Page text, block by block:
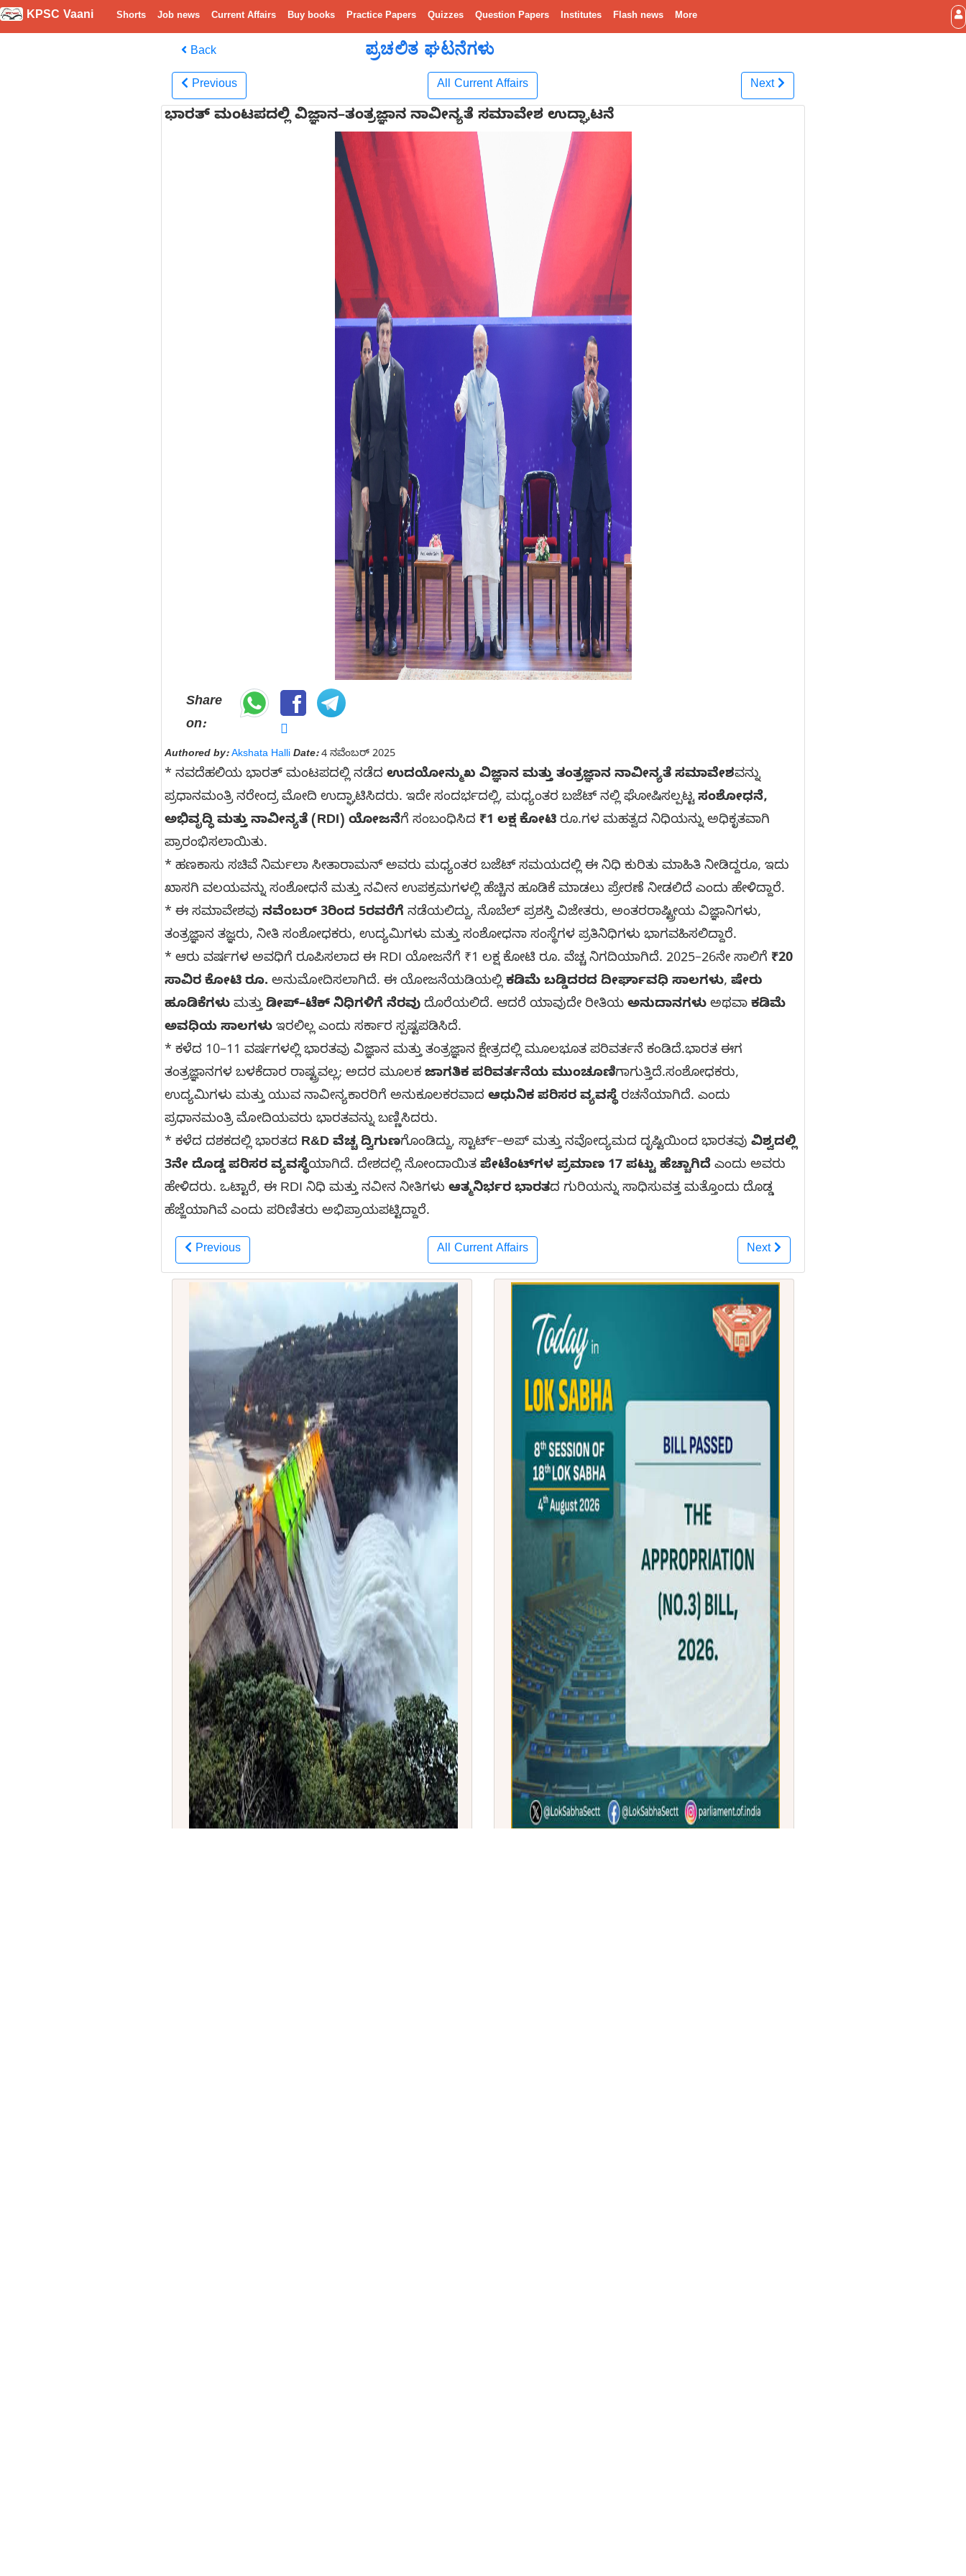
KPSC Vaani Shorts Job news Current Affairs Buy books Practice Papers Quizzes Question Papers Institutes Flash news More
Back ಪ್ರಚಲಿತ ಘಟನೆಗಳು
Previous All Current Affairs Next
ಭಾರತ್ ಮಂಟಪದಲ್ಲಿ ವಿಜ್ಞಾನ–ತಂತ್ರಜ್ಞಾನ ನಾವೀನ್ಯತೆ ಸಮಾವೇಶ ಉದ್ಘಾಟನೆ
Share
on:
Authored by: Akshata Halli Date:4 ನವೆಂಬರ್ 2025
* ನವದೆಹಲಿಯ ಭಾರತ್ ಮಂಟಪದಲ್ಲಿ ನಡೆದ ಉದಯೋನ್ಮುಖ ವಿಜ್ಞಾನ ಮತ್ತು ತಂತ್ರಜ್ಞಾನ ನಾವೀನ್ಯತೆ ಸಮಾವೇಶವನ್ನು
ಪ್ರಧಾನಮಂತ್ರಿ ನರೇಂದ್ರ ಮೋದಿ ಉದ್ಘಾಟಿಸಿದರು. ಇದೇ ಸಂದರ್ಭದಲ್ಲಿ, ಮಧ್ಯಂತರ ಬಜೆಟ್ ನಲ್ಲಿ ಘೋಷಿಸಲ್ಪಟ್ಟಸಂಶೋಧನೆ,
ಅಭಿವೃದ್ಧಿ ಮತ್ತು ನಾವೀನ್ಯತೆ (RDI) ಯೋಜನೆಗೆ ಸಂಬಂಧಿಸಿದ ₹1 ಲಕ್ಷ ಕೋಟಿ ರೂ.ಗಳ ಮಹತ್ವದ ನಿಧಿಯನ್ನು ಅಧಿಕೃತವಾಗಿ
ಪ್ರಾರಂಭಿಸಲಾಯಿತು.
* ಹಣಕಾಸು ಸಚಿವೆ ನಿರ್ಮಲಾ ಸೀತಾರಾಮನ್ ಅವರು ಮಧ್ಯಂತರ ಬಜೆಟ್ ಸಮಯದಲ್ಲಿ ಈ ನಿಧಿ ಕುರಿತು ಮಾಹಿತಿ ನೀಡಿದ್ದರೂ, ಇದು
ಖಾಸಗಿ ವಲಯವನ್ನು ಸಂಶೋಧನೆ ಮತ್ತು ನವೀನ ಉಪಕ್ರಮಗಳಲ್ಲಿ ಹೆಚ್ಚಿನ ಹೂಡಿಕೆ ಮಾಡಲು ಪ್ರೇರಣೆ ನೀಡಲಿದೆ ಎಂದು ಹೇಳಿದ್ದಾರೆ.
* ಈ ಸಮಾವೇಶವು ನವೆಂಬರ್ 3ರಿಂದ 5ರವರೆಗೆ ನಡೆಯಲಿದ್ದು, ನೊಬೆಲ್ ಪ್ರಶಸ್ತಿ ವಿಜೇತರು, ಅಂತರರಾಷ್ಟ್ರೀಯ ವಿಜ್ಞಾನಿಗಳು,
ತಂತ್ರಜ್ಞಾನ ತಜ್ಞರು, ನೀತಿ ಸಂಶೋಧಕರು, ಉದ್ಯಮಿಗಳು ಮತ್ತು ಸಂಶೋಧನಾ ಸಂಸ್ಥೆಗಳ ಪ್ರತಿನಿಧಿಗಳು ಭಾಗವಹಿಸಲಿದ್ದಾರೆ.
* ಆರು ವರ್ಷಗಳ ಅವಧಿಗೆ ರೂಪಿಸಲಾದ ಈ RDI ಯೋಜನೆಗೆ ₹1 ಲಕ್ಷ ಕೋಟಿ ರೂ. ವೆಚ್ಚ ನಿಗದಿಯಾಗಿದೆ. 2025–26ನೇ ಸಾಲಿಗೆ ₹20
ಸಾವಿರ ಕೋಟಿ ರೂ. ಅನುಮೋದಿಸಲಾಗಿದೆ. ಈ ಯೋಜನೆಯಡಿಯಲ್ಲಿಕಡಿಮೆ ಬಡ್ಡಿದರದ ದೀರ್ಘಾವಧಿ ಸಾಲಗಳು, ಷೇರು
ಹೂಡಿಕೆಗಳು ಮತ್ತುಡೀಪ್–ಟೆಕ್ ನಿಧಿಗಳಿಗೆ ನೆರವು ದೊರೆಯಲಿದೆ. ಆದರೆ ಯಾವುದೇ ರೀತಿಯ ಅನುದಾನಗಳು ಅಥವಾ ಕಡಿಮೆ
ಅವಧಿಯ ಸಾಲಗಳು ಇರಲಿಲ್ಲ ಎಂದು ಸರ್ಕಾರ ಸ್ಪಷ್ಟಪಡಿಸಿದೆ.
* ಕಳೆದ 10–11 ವರ್ಷಗಳಲ್ಲಿ ಭಾರತವು ವಿಜ್ಞಾನ ಮತ್ತು ತಂತ್ರಜ್ಞಾನ ಕ್ಷೇತ್ರದಲ್ಲಿ ಮೂಲಭೂತ ಪರಿವರ್ತನೆ ಕಂಡಿದೆ.ಭಾರತ ಈಗ
ತಂತ್ರಜ್ಞಾನಗಳ ಬಳಕೆದಾರ ರಾಷ್ಟ್ರವಲ್ಲ; ಅದರ ಮೂಲಕ ಜಾಗತಿಕ ಪರಿವರ್ತನೆಯ ಮುಂಚೂಣಿಗಾಗುತ್ತಿದೆ.ಸಂಶೋಧಕರು,
ಉದ್ಯಮಿಗಳು ಮತ್ತು ಯುವ ನಾವೀನ್ಯಕಾರರಿಗೆ ಅನುಕೂಲಕರವಾದ ಆಧುನಿಕ ಪರಿಸರ ವ್ಯವಸ್ಥೆರಚನೆಯಾಗಿದೆ. ಎಂದು
ಪ್ರಧಾನಮಂತ್ರಿ ಮೋದಿಯವರು ಭಾರತವನ್ನು ಬಣ್ಣಿಸಿದರು.
* ಕಳೆದ ದಶಕದಲ್ಲಿ ಭಾರತದ R&D ವೆಚ್ಚ ದ್ವಿಗುಣಗೊಂಡಿದ್ದು, ಸ್ಟಾರ್ಟ್–ಅಪ್ ಮತ್ತು ನವೋದ್ಯಮದ ದೃಷ್ಟಿಯಿಂದ ಭಾರತವು ವಿಶ್ವದಲ್ಲಿ
3ನೇ ದೊಡ್ಡ ಪರಿಸರ ವ್ಯವಸ್ಥೆಯಾಗಿದೆ. ದೇಶದಲ್ಲಿ ನೋಂದಾಯಿತ ಪೇಟೆಂಟ್‌ಗಳ ಪ್ರಮಾಣ 17 ಪಟ್ಟು ಹೆಚ್ಚಾಗಿದೆ ಎಂದು ಅವರು
ಹೇಳಿದರು. ಒಟ್ಟಾರೆ, ಈ RDI ನಿಧಿ ಮತ್ತು ನವೀನ ನೀತಿಗಳು ಆತ್ಮನಿರ್ಭರ ಭಾರತದ ಗುರಿಯನ್ನು ಸಾಧಿಸುವತ್ತ ಮತ್ತೊಂದು ದೊಡ್ಡ
ಹೆಜ್ಜೆಯಾಗಿವೆ ಎಂದು ಪರಿಣಿತರು ಅಭಿಪ್ರಾಯಪಟ್ಟಿದ್ದಾರೆ.
Previous All Current Affairs Next